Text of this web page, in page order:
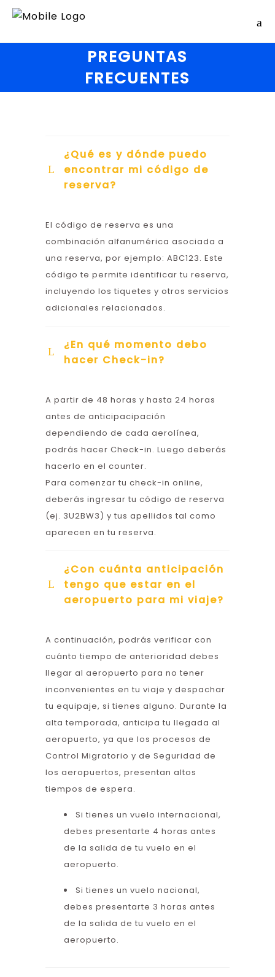
PREGUNTAS
FRECUENTES
¿Qué es y dónde puedo
encontrar mi código de
reserva?
El código de reserva es una
combinación alfanumérica asociada a
una reserva, por ejemplo: ABC123. Este
código te permite identificar tu reserva,
incluyendo los tiquetes y otros servicios
adicionales relacionados.
¿En qué momento debo
hacer Check-in?
A partir de 48 horas y hasta 24 horas
antes de anticipacipación
dependiendo de cada aerolínea,
podrás hacer Check-in. Luego deberás
hacerlo en el counter.
Para comenzar tu check-in online,
deberás ingresar tu código de reserva
(ej. 3U2BW3) y tus apellidos tal como
aparecen en tu reserva.
¿Con cuánta anticipación
tengo que estar en el
aeropuerto para mi viaje?
A continuación, podrás verificar con
cuánto tiempo de anterioridad debes
llegar al aeropuerto para no tener
inconvenientes en tu viaje y despachar
tu equipaje, si tienes alguno. Durante la
alta temporada, anticipa tu llegada al
aeropuerto, ya que los procesos de
Control Migratorio y de Seguridad de
los aeropuertos, presentan altos
tiempos de espera.
Si tienes un vuelo internacional,
debes presentarte 4 horas antes
de la salida de tu vuelo en el
aeropuerto.
Si tienes un vuelo nacional,
debes presentarte 3 horas antes
de la salida de tu vuelo en el
aeropuerto.